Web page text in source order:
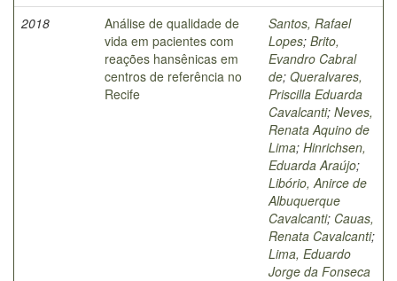
2018
Análise de qualidade de
vida em pacientes com
reações hansênicas em
centros de referência no
Recife
Santos, Rafael
Lopes; Brito,
Evandro Cabral
de; Queralvares,
Priscilla Eduarda
Cavalcanti; Neves,
Renata Aquino de
Lima; Hinrichsen,
Eduarda Araújo;
Libório, Anirce de
Albuquerque
Cavalcanti; Cauas,
Renata Cavalcanti;
Lima, Eduardo
Jorge da Fonseca